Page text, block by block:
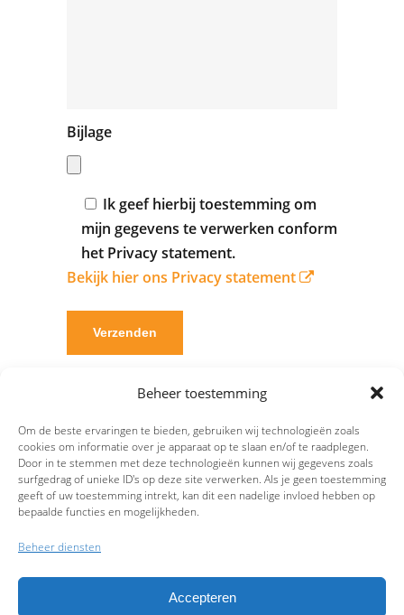
Beheer toestemming
Om de beste ervaringen te bieden, gebruiken wij technologieën zoals
cookies om informatie over je apparaat op te slaan en/of te raadplegen.
Door in te stemmen met deze technologieën kunnen wij gegevens zoals
surfgedrag of unieke ID's op deze site verwerken. Als je geen toestemming
geeft of uw toestemming intrekt, kan dit een nadelige invloed hebben op
bepaalde functies en mogelijkheden.
Beheer diensten
Accepteren
Bijlage
Ik geef hierbij toestemming om
mijn gegevens te verwerken conform
het Privacy statement.
Bekijk hier ons Privacy statement